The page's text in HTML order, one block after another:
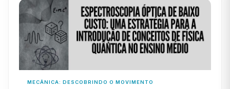
MECÂNICA: DESCOBRINDO O MOVIMENTO